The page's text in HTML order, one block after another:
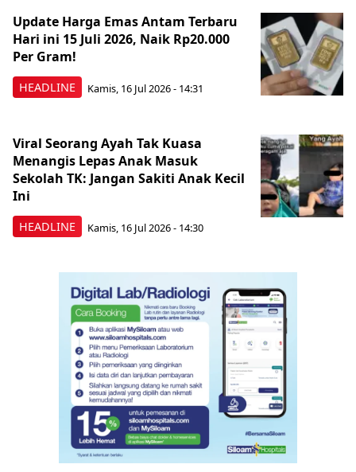
HEADLINE
Update Harga Emas Antam Terbaru
Hari ini 15 Juli 2026, Naik Rp20.000
Per Gram!
Kamis, 16 Jul 2026 - 14:31
HEADLINE
Viral Seorang Ayah Tak Kuasa
Menangis Lepas Anak Masuk
Sekolah TK: Jangan Sakiti Anak Kecil
Ini
Kamis, 16 Jul 2026 - 14:30